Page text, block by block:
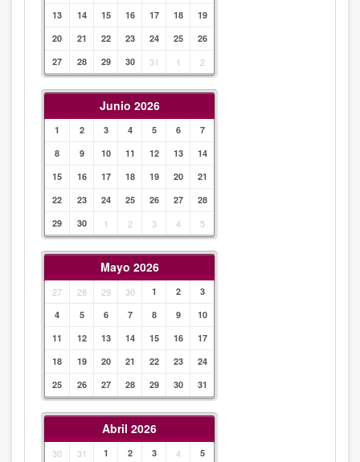
13
14 15 16 17 18
19
20
21 22 23 24 25
26
27
28 29 30 31 1 2
Junio 2026
1 2 3 4 5 6
7
8
9 10 11 12 13
14
15
16 17 18 19 20
21
22
23 24 25 26 27
28
29
30 1 2 3 4 5
Mayo 2026
27 28 29 30 1 2
3
4
5 6 7 8 9
10
11
12 13 14 15 16
17
18
19 20 21 22 23
24
25
26 27 28 29 30 31
Abril 2026
30 31 1 2 3 4
5